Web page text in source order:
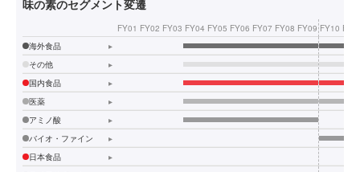
味の素のセグメント変遷
FY01 FY02 FY03 FY04 FY05 FY06 FY07 FY08 FY09 FY10
海外食品
▸
その他
▸
国内食品
▸
医薬
▸
アミノ酸
▸
バイオ・ファイン
▸
日本食品
▸